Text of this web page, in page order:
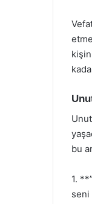
bu
1.
seni